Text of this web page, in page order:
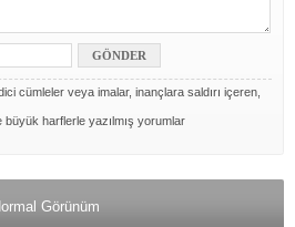
cümleler veya imalar, inançlara saldırı içeren,
harflerle yazılmış yorumlar
Görünüm